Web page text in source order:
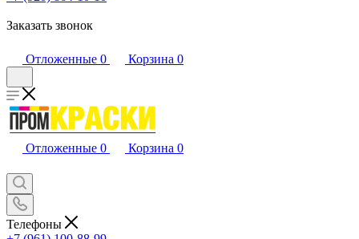
Заказать звонок
Отложенные 0 Корзина 0
Отложенные 0 Корзина 0
Телефоны